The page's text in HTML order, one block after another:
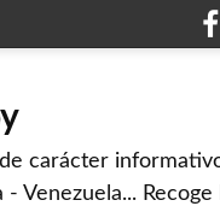
carácter
Venezuela...